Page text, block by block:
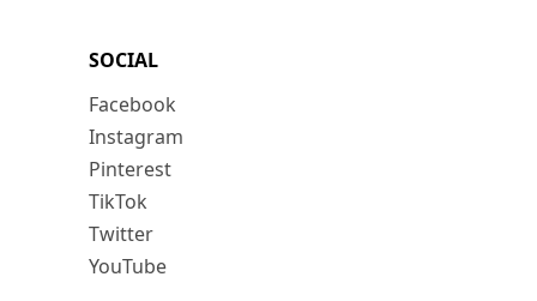
SOCIAL
Facebook
Instagram
Pinterest
TikTok
Twitter
YouTube